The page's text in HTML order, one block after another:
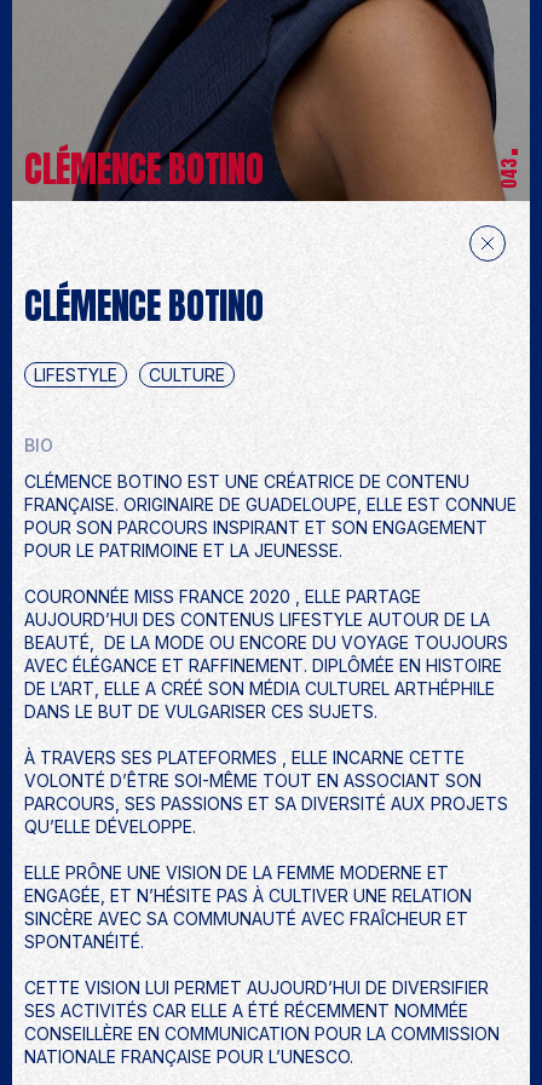
043
CLÉMENCE BOTINO
CLÉMENCE BOTINO
LIFESTYLE CULTURE
BIO
CLÉMENCE BOTINO EST UNE CRÉATRICE DE CONTENU
FRANÇAISE. ORIGINAIRE DE GUADELOUPE, ELLE EST CONNUE
POUR SON PARCOURS INSPIRANT ET SON ENGAGEMENT
POUR LE PATRIMOINE ET LA JEUNESSE.
COURONNÉE MISS FRANCE 2020 , ELLE PARTAGE
AUJOURD’HUI DES CONTENUS LIFESTYLE AUTOUR DE LA
BEAUTÉ, DE LA MODE OU ENCORE DU VOYAGE TOUJOURS
AVEC ÉLÉGANCE ET RAFFINEMENT. DIPLÔMÉE EN HISTOIRE
DE L’ART, ELLE A CRÉÉ SON MÉDIA CULTUREL ARTHÉPHILE
DANS LE BUT DE VULGARISER CES SUJETS.
À TRAVERS SES PLATEFORMES , ELLE INCARNE CETTE
VOLONTÉ D’ÊTRE SOI-MÊME TOUT EN ASSOCIANT SON
PARCOURS, SES PASSIONS ET SA DIVERSITÉ AUX PROJETS
QU’ELLE DÉVELOPPE.
ELLE PRÔNE UNE VISION DE LA FEMME MODERNE ET
ENGAGÉE, ET N’HÉSITE PAS À CULTIVER UNE RELATION
SINCÈRE AVEC SA COMMUNAUTÉ AVEC FRAÎCHEUR ET
SPONTANÉITÉ.
CETTE VISION LUI PERMET AUJOURD’HUI DE DIVERSIFIER
SES ACTIVITÉS CAR ELLE A ÉTÉ RÉCEMMENT NOMMÉE
CONSEILLÈRE EN COMMUNICATION POUR LA COMMISSION
NATIONALE FRANÇAISE POUR L’UNESCO.